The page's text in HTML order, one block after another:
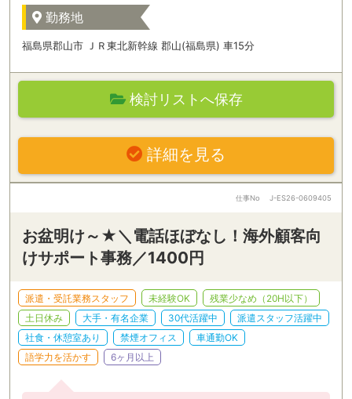
勤務地
福島県郡山市 ＪＲ東北新幹線 郡山(福島県) 車15分
検討リストへ保存
詳細を見る
仕事No J-ES26-0609405
お盆明け～★＼電話ほぼなし！海外顧客向
けサポート事務／1400円
派遣・受託業務スタッフ 未経験OK
残業少なめ（20H以下）
土日休み
大手・有名企業 30代活躍中
派遣スタッフ活躍中
社食・休憩室あり
禁煙オフィス
車通勤OK
語学力を活かす
6ヶ月以上